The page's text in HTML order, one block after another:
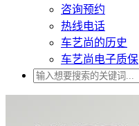
咨询预约
热线电话
车艺尚的历史
车艺尚电子质保